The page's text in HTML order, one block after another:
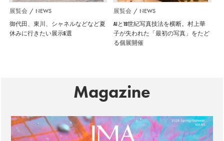
展覧会 NEWS
御代田、東川、シャネルなどなど夏
休みに行きたい展示6選
展覧会 NEWS
AIと19世紀写真技法を横断。村上華
子が失われた「最初の写真」をたど
る個展開催
Magazine